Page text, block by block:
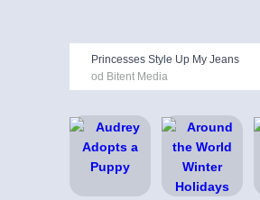
Princesses Style Up My Jeans
od Bitent Media